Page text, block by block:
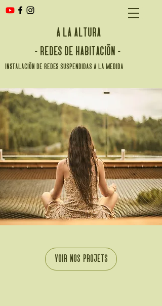
a la altura
- redes de habitación -
VOIR NOS PROJETS
instalación de redes suspendidas a la medida